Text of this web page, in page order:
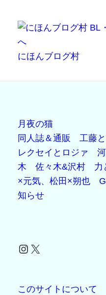
にほんブログ村
月夜の猫
同人誌＆通販
工藤
レクセイとロジァ
木
佐々木&沢村 力
×元気、松田×朔也
知らせ
Instagram
X
このサイトについて